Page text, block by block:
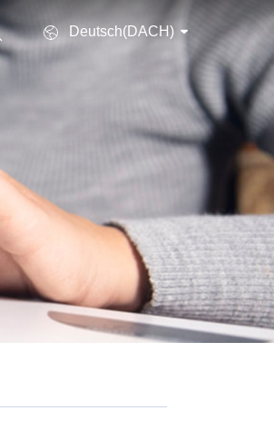
Deutsch(DACH)